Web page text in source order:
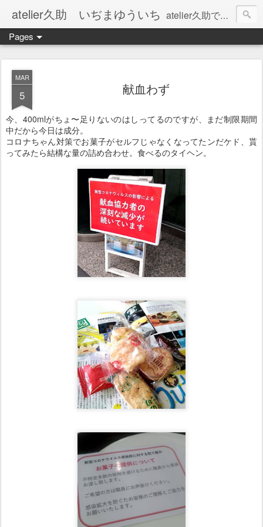
atelier久助 いぢまゆういち atelier久助では土と火から暖かなモノたちを生み出しています。 ご覧になられた方が和んで頂ければ幸いです。
Pages
MAR
5 献血わず
今、400mlがちょ〜足りないのはしってるのですが、まだ制限期間
中だから今日は成分。
コロナちゃん対策でお菓子がセルフじゃなくなってたンだケド、貰
ってみたら結構な量の詰め合わせ。食べるのタイヘン。